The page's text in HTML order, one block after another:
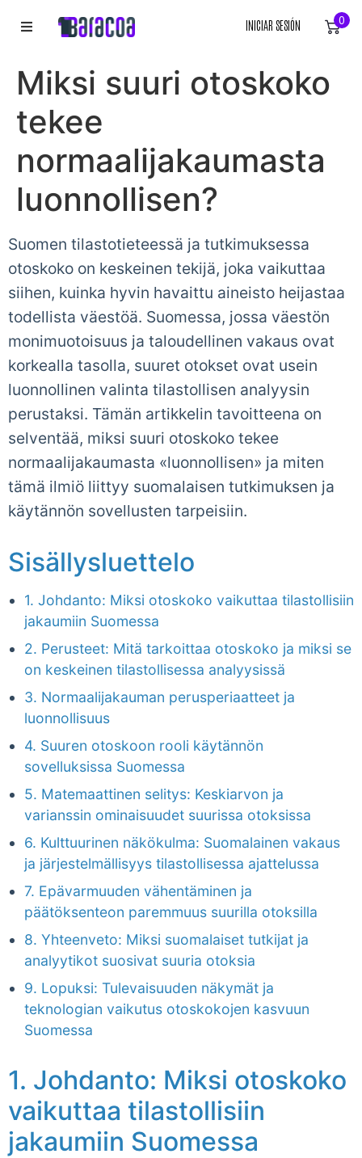
LIENZOS
INICIAR SESIÓN 0
Miksi suuri otoskoko
tekee
normaalijakaumasta
luonnollisen?
Suomen tilastotieteessä ja tutkimuksessa
otoskoko on keskeinen tekijä, joka vaikuttaa
siihen, kuinka hyvin havaittu aineisto heijastaa
todellista väestöä. Suomessa, jossa väestön
monimuotoisuus ja taloudellinen vakaus ovat
korkealla tasolla, suuret otokset ovat usein
luonnollinen valinta tilastollisen analyysin
perustaksi. Tämän artikkelin tavoitteena on
selventää, miksi suuri otoskoko tekee
normaalijakaumasta «luonnollisen» ja miten
tämä ilmiö liittyy suomalaisen tutkimuksen ja
käytännön sovellusten tarpeisiin.
Sisällysluettelo
1. Johdanto: Miksi otoskoko vaikuttaa tilastollisiin
jakaumiin Suomessa
2. Perusteet: Mitä tarkoittaa otoskoko ja miksi se
on keskeinen tilastollisessa analyysissä
3. Normaalijakauman perusperiaatteet ja
luonnollisuus
4. Suuren otoskoon rooli käytännön
sovelluksissa Suomessa
5. Matemaattinen selitys: Keskiarvon ja
varianssin ominaisuudet suurissa otoksissa
6. Kulttuurinen näkökulma: Suomalainen vakaus
ja järjestelmällisyys tilastollisessa ajattelussa
7. Epävarmuuden vähentäminen ja
päätöksenteon paremmuus suurilla otoksilla
8. Yhteenveto: Miksi suomalaiset tutkijat ja
analyytikot suosivat suuria otoksia
9. Lopuksi: Tulevaisuuden näkymät ja
teknologian vaikutus otoskokojen kasvuun
Suomessa
1. Johdanto: Miksi otoskoko
vaikuttaa tilastollisiin
jakaumiin Suomessa